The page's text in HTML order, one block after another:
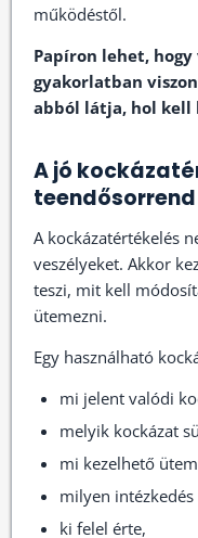
működéstől.
Papíron lehet,
gyakorlatban
abból látja, hol kell
A jó
teendősorrend
A kockázatértékelés
veszélyeket. Akkor
teszi, mit kell
ütemezni.
Egy használható
mi jelent valódi
melyik kockázat
mi kezelhető
milyen intézkedés
ki felel érte,